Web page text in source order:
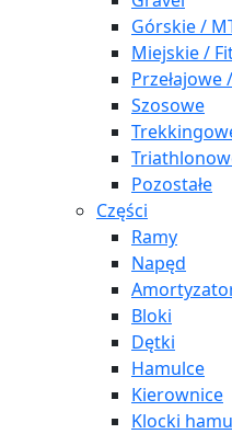
Górskie /
Miejskie /
Przełajowe
Szosowe
Pozostałe
Części
Ramy
Napęd
Bloki
Dętki
Hamulce
Kierownice
Klocki